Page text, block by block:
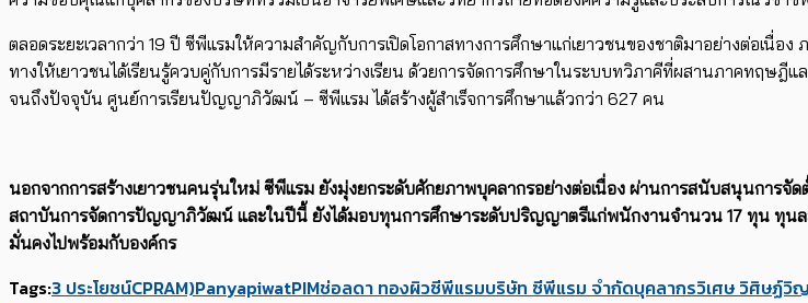
ตลอดระยะเวลากว่า 19 ปี ซีพีแรมให้ความสำคัญกับการเปิดโอกาสทางการศึกษาแก่เยาวชนของชาติมาอย่างต่อเนื่อ
ทางให้เยาวชนได้เรียนรู้ควบคู่กับการมีรายได้ระหว่างเรียน ด้วยการจัดการศึกษาในระบบทวิภาคีที่ผสานภาคทฤ
จนถึงปัจจุบัน ศูนย์การเรียนปัญญาภิวัฒน์ – ซีพีแรม ได้สร้างผู้สำเร็จการศึกษาแล้วกว่า 627 คน
นอกจากการสร้างเยาวชนคนรุ่นใหม่ ซีพีแรม ยังมุ่งยกระดับศักยภาพบุคลากรอย่างต่อเนื่อง ผ่านการสนับสนุนการจัด
สถาบันการจัดการปัญญาภิวัฒน์ และในปีนี้ ยังได้มอบทุนการศึกษาระดับปริญญาตรีแก่พนักงานจำนวน 17 ทุน ทุน
มั่นคงไปพร้อมกับองค์กร
Tags:3 ประโยชน์CPRAM)PanyapiwatPIMช่อลดา ทองผิวซีพีแรมบริษัท ซีพีแรม จำกัดบุคลากรวิเศษ วิศิษฏ์